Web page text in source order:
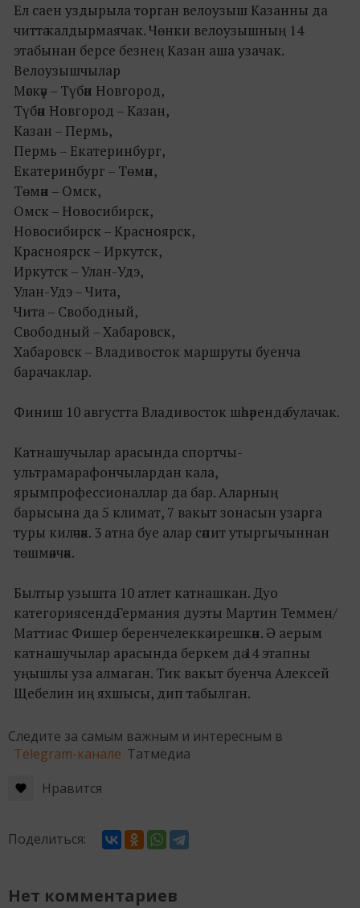
Ел саен уздырыла торган велоузыш Казанны да
читтә калдырмаячак. Чөнки велоузышның 14
этабынан берсе безнең Казан аша узачак.
Велоузышчылар
Мәскәү – Түбән Новгород,
Түбән Новгород – Казан,
Казан – Пермь,
Пермь – Екатеринбург,
Екатеринбург – Төмән,
Төмән – Омск,
Омск – Новосибирск,
Новосибирск – Красноярск,
Красноярск – Иркутск,
Иркутск – Улан-Удэ,
Улан-Удэ – Чита,
Чита – Свободный,
Свободный – Хабаровск,
Хабаровск – Владивосток маршруты буенча
барачаклар.
Финиш 10 августта Владивосток шәһәрендә булачак.
Катнашучылар арасында спортчы-
ультрамарафончылардан кала,
ярымпрофессионаллар да бар. Аларның
барысына да 5 климат, 7 вакыт зонасын узарга
туры киләчәк. 3 атна буе алар сәпит утыргычыннан
төшмәячәк.
Былтыр узышта 10 атлет катнашкан. Дуо
категориясендә Германия дуэты Мартин Теммен/
Маттиас Фишер беренчелеккә ирешкән. Ә аерым
катнашучылар арасында беркем дә 14 этапны
уңышлы уза алмаган. Тик вакыт буенча Алексей
Щебелин иң яхшысы, дип табылган.
Следите за самым важным и интересным в
Telegram-канале Татмедиа
Нравится
Поделиться:
Нет комментариев